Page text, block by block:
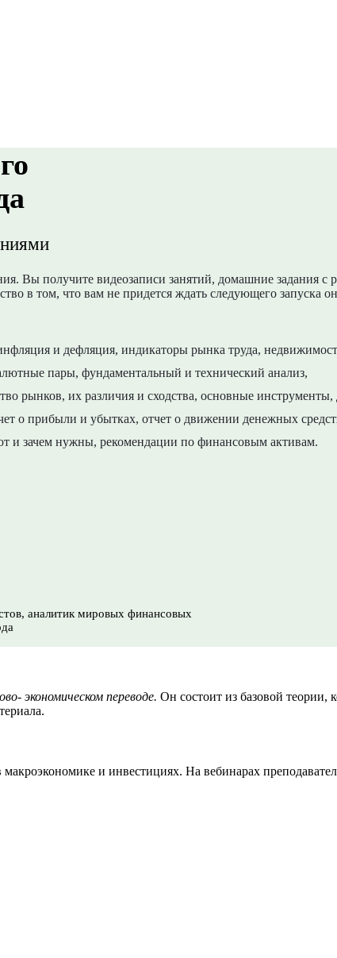
Вы получите видеозаписи занятий, домашние задания
в том, что вам не придется ждать следующего запуска
и дефляция, индикаторы рынка труда,
пары, фундаментальный и технический анализ,
рынков, их различия и сходства, основные инструменты,
о прибыли и убытках, отчет о движении денежных
и зачем нужны, рекомендации по финансовым активам.
аналитик мировых финансовых
экономическом переводе. Он состоит из базовой теории,
и инвестициях. На вебинарах